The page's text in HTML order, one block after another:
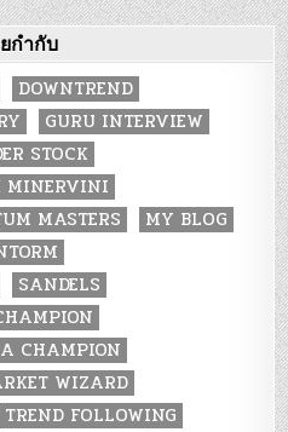
กำกับ
DOWNTREND
GURU INTERVIEW
STOCK
MINERVINI
MASTERS
MY BLOG
SANDELS
CHAMPION
WIZARD
TREND FOLLOWING